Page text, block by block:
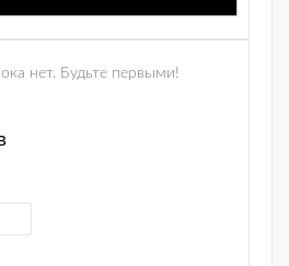
нет. Будьте первыми!